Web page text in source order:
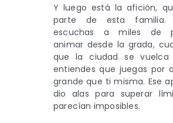
Y luego está la afición,
parte de esta familia.
escuchas a miles de
animar desde la grada,
que la ciudad se vuelca
entiendes que juegas por
grande que ti misma. Ese
dio alas para superar
parecían imposibles.